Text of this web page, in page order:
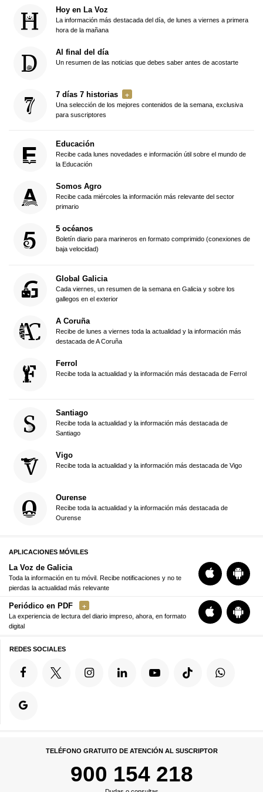
Hoy en La Voz
La información más destacada del día, de lunes a viernes a primera
hora de la mañana
Al final del día
Un resumen de las noticias que debes saber antes de acostarte
7 días 7 historias
Una selección de los mejores contenidos de la semana, exclusiva
para suscriptores
Educación
Recibe cada lunes novedades e información útil sobre el mundo de
la Educación
Somos Agro
Recibe cada miércoles la información más relevante del sector
primario
5 océanos
Boletín diario para marineros en formato comprimido (conexiones de
baja velocidad)
Global Galicia
Cada viernes, un resumen de la semana en Galicia y sobre los
gallegos en el exterior
A Coruña
Recibe de lunes a viernes toda la actualidad y la información más
destacada de A Coruña
Ferrol
Recibe toda la actualidad y la información más destacada de Ferrol
Santiago
Recibe toda la actualidad y la información más destacada de
Santiago
Vigo
Recibe toda la actualidad y la información más destacada de Vigo
Ourense
Recibe toda la actualidad y la información más destacada de
Ourense
APLICACIONES MÓVILES
La Voz de Galicia
Toda la información en tu móvil. Recibe notificaciones y no te
pierdas la actualidad más relevante
Periódico en PDF
La experiencia de lectura del diario impreso, ahora, en formato
digital
REDES SOCIALES
TELÉFONO GRATUITO DE ATENCIÓN AL SUSCRIPTOR
900 154 218